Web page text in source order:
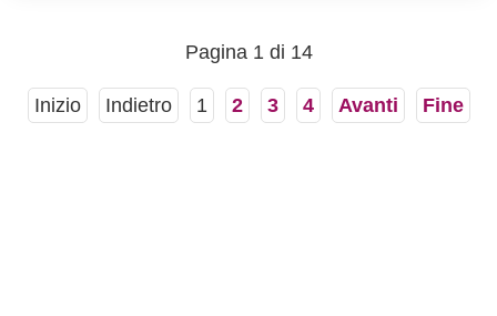
alla maggiore...
Pagina 1 di 14
Inizio Indietro 1 2 3 4 Avanti Fine